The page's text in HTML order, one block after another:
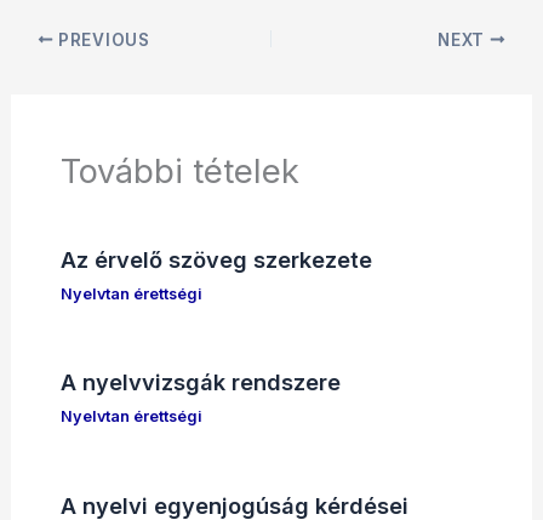
PREVIOUS NEXT
További tételek
Az érvelő szöveg szerkezete
Nyelvtan érettségi
A nyelvvizsgák rendszere
Nyelvtan érettségi
A nyelvi egyenjogúság kérdései